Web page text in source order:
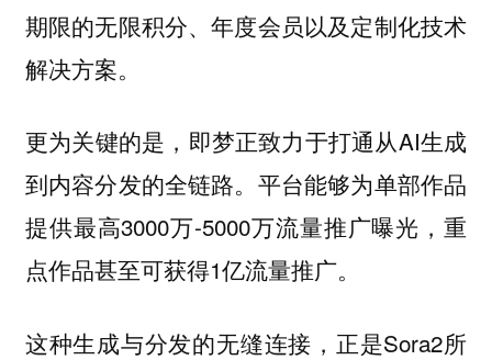
期限的无限积分、年度会员以及定制化技术
解决方案。
更为关键的是，即梦正致力于打通从AI生成
到内容分发的全链路。平台能够为单部作品
提供最高3000万-5000万流量推广曝光，重
点作品甚至可获得1亿流量推广。
这种生成与分发的无缝连接，正是Sora2所